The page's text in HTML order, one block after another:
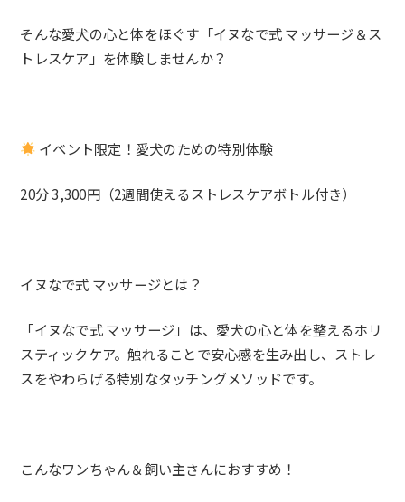
そんな愛犬の心と体をほぐす「イヌなで式 マッサージ＆ス
トレスケア」を体験しませんか？
イベント限定！愛犬のための特別体験
20分 3,300円（2週間使えるストレスケアボトル付き）
イヌなで式 マッサージとは？
「イヌなで式 マッサージ」は、愛犬の心と体を整えるホリ
スティックケア。触れることで安心感を生み出し、ストレ
スをやわらげる特別なタッチングメソッドです。
こんなワンちゃん＆飼い主さんにおすすめ！